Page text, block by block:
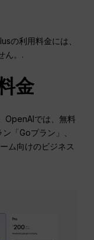
の利用料金には、
ん。.
金
OpenAIでは、無料
「Goプラン」、
ム向けのビジネス